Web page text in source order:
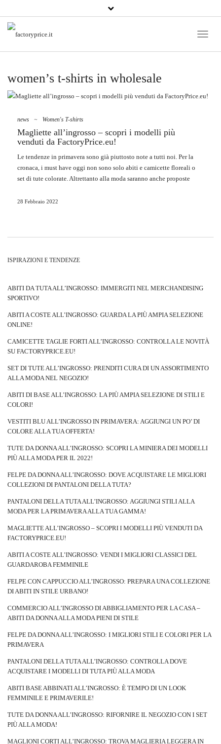
Toggle
women’s t-shirts in wholesale
news ~ Women's T-shirts
Magliette all’ingrosso – scopri i modelli più
venduti da FactoryPrice.eu!
Le tendenze in primavera sono già piuttosto note a tutti noi. Per la
cronaca, i must have oggi non sono solo abiti e camicette floreali o
set di tute colorate. Altrettanto alla moda saranno anche proposte
all’ingrosso . I modelli più venduti assomigliano agli anni
riassunto delle tendenze
e accessori di gioielleria, che ricordano il kitsch degli anni 2000. Non
c’è da meravigliarsi se alcuni dei più grandi must have primaverili
con una stampa interessante e per di più anche cappotti …
28 Febbraio 2022
ISPIRAZIONI E TENDENZE
ABITI DA TUTA ALL’INGROSSO: IMMERGITI NEL MERCHANDISING
SPORTIVO!
ABITI A COSTE ALL’INGROSSO: GUARDA LA PIÙ AMPIA SELEZIONE
ONLINE!
CAMICETTE TAGLIE FORTI ALL’INGROSSO: CONTROLLA LE NOVITÀ
SU FACTORYPRICE.EU!
SET DI TUTE ALL’INGROSSO: PRENDITI CURA DI UN ASSORTIMENTO
ALLA MODA NEL NEGOZIO!
ABITI DI BASE ALL’INGROSSO: LA PIÙ AMPIA SELEZIONE DI STILI E
COLORI!
VESTITI BLU ALL’INGROSSO IN PRIMAVERA: AGGIUNGI UN PO’ DI
COLORE ALLA TUA OFFERTA!
TUTE DA DONNA ALL’INGROSSO: SCOPRI LA MINIERA DEI MODELLI
PIÙ ALLA MODA PER IL 2022!
FELPE DA DONNA ALL’INGROSSO: DOVE ACQUISTARE LE MIGLIORI
COLLEZIONI DI PANTALONI DELLA TUTA?
PANTALONI DELLA TUTA ALL’INGROSSO: AGGIUNGI STILI ALLA
MODA PER LA PRIMAVERA ALLA TUA GAMMA!
MAGLIETTE ALL’INGROSSO – SCOPRI I MODELLI PIÙ VENDUTI DA
FACTORYPRICE.EU!
ABITI A COSTE ALL’INGROSSO: VENDI I MIGLIORI CLASSICI DEL
GUARDAROBA FEMMINILE
FELPE CON CAPPUCCIO ALL’INGROSSO: PREPARA UNA COLLEZIONE
DI ABITI IN STILE URBANO!
COMMERCIO ALL’INGROSSO DI ABBIGLIAMENTO PER LA CASA –
ABITI DA DONNA ALLA MODA PIENI DI STILE
FELPE DA DONNA ALL’INGROSSO: I MIGLIORI STILI E COLORI PER LA
PRIMAVERA
PANTALONI DELLA TUTA ALL’INGROSSO: CONTROLLA DOVE
ACQUISTARE I MODELLI DI TUTA PIÙ ALLA MODA
ABITI BASE ABBINATI ALL’INGROSSO: È TEMPO DI UN LOOK
FEMMINILE E PRIMAVERILE!
TUTE DA DONNA ALL’INGROSSO: RIFORNIRE IL NEGOZIO CON I SET
PIÙ ALLA MODA!
MAGLIONI CORTI ALL’INGROSSO: TROVA MAGLIERIA LEGGERA IN